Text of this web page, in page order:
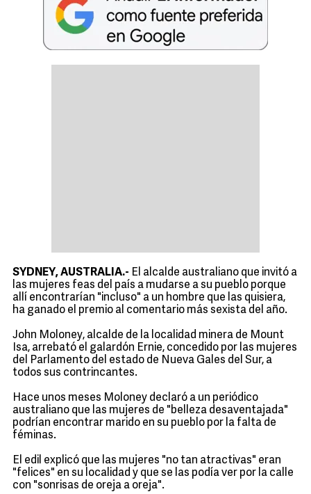
SYDNEY, AUSTRALIA.- El alcalde australiano que invitó a
las mujeres feas del país a mudarse a su pueblo porque
allí encontrarían "incluso" a un hombre que las quisiera,
ha ganado el premio al comentario más sexista del año.
John Moloney, alcalde de la localidad minera de Mount
Isa, arrebató el galardón Ernie, concedido por las mujeres
del Parlamento del estado de Nueva Gales del Sur, a
todos sus contrincantes.
Hace unos meses Moloney declaró a un periódico
australiano que las mujeres de "belleza desaventajada"
podrían encontrar marido en su pueblo por la falta de
féminas.
El edil explicó que las mujeres "no tan atractivas" eran
"felices" en su localidad y que se las podía ver por la calle
con "sonrisas de oreja a oreja".